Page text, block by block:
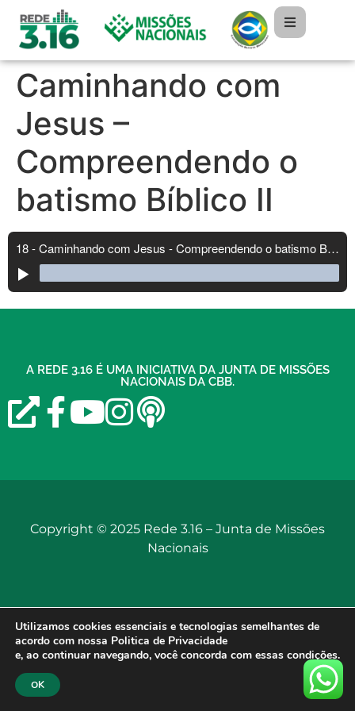
Caminhando com
Jesus –
Compreendendo o
batismo Bíblico II
A REDE 3.16 É UMA INICIATIVA DA JUNTA DE MISSÕES
NACIONAIS DA CBB.
Copyright © 2025 Rede 3.16 – Junta de Missões
Nacionais
Utilizamos cookies essenciais e tecnologias semelhantes de
acordo com nossa Politica de Privacidade
e, ao continuar navegando, você concorda com essas condições.
OK